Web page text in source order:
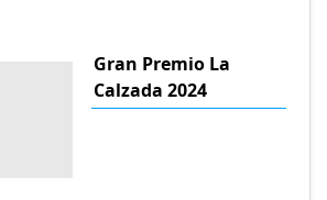
Gran Premio La
Calzada 2024